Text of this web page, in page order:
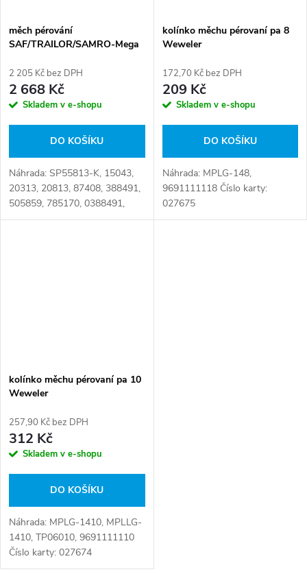
měch pérování
SAF/TRAILOR/SAMRO-Mega
2 205 Kč bez DPH
2 668 Kč
Skladem v e-shopu
DO KOŠÍKU
Náhrada: SP55813-K, 15043,
20313, 20813, 87408, 388491,
505859, 785170, 0388491,
1322720, 1529752, 2774500,
kolínko měchu pérovaní pa 8
Weweler
172,70 Kč bez DPH
209 Kč
Skladem v e-shopu
DO KOŠÍKU
Náhrada: MPLG-148,
9691111118 Číslo karty:
027675
kolínko měchu pérovaní pa 10
Weweler
257,90 Kč bez DPH
312 Kč
Skladem v e-shopu
DO KOŠÍKU
Náhrada: MPLG-1410, MPLLG-
1410, TP06010, 9691111110
Číslo karty: 027674